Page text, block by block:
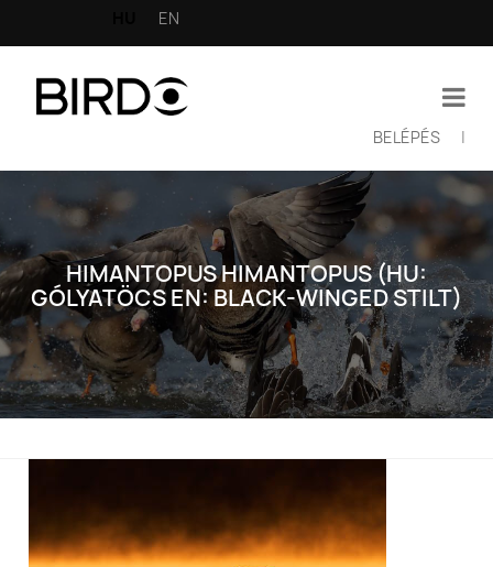
EN
fiók
menüje
BELÉPÉS |
HIMANTOPUS HIMANTOPUS (HU:
GÓLYATÖCS EN: BLACK-WINGED STILT)